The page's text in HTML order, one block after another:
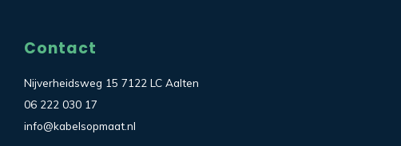
Contact
Nijverheidsweg 15 7122 LC Aalten
06 222 030 17
info@kabelsopmaat.nl